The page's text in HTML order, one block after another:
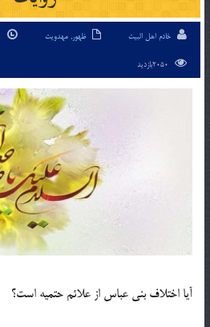
خادم اهل البیت ظهور, مهدویت
آیا اختلاف بنی عباس از علائم حتمیه است؟